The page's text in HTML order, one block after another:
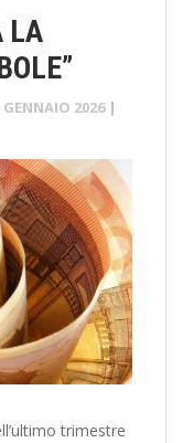
LA
GENNAIO 2026 |
trimestre